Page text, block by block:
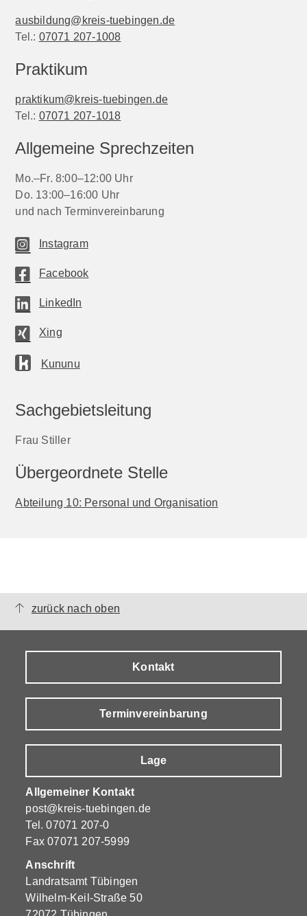
ausbildung@kreis-tuebingen.de
Tel.: 07071 207-1008
Praktikum
praktikum@kreis-tuebingen.de
Tel.: 07071 207-1018
Allgemeine Sprechzeiten
Mo.–Fr. 8:00–12:00 Uhr
Do. 13:00–16:00 Uhr
und nach Terminvereinbarung
Instagram
Facebook
LinkedIn
Xing
Kununu
Sachgebietsleitung
Frau Stiller
Übergeordnete Stelle
Abteilung 10: Personal und Organisation
zurück nach oben
Kontakt
Terminvereinbarung
Lage
Allgemeiner Kontakt
post@kreis-tuebingen.de
Tel.07071 207-0
Fax 07071 207-5999
Anschrift
Landratsamt Tübingen
Wilhelm-Keil-Straße 50